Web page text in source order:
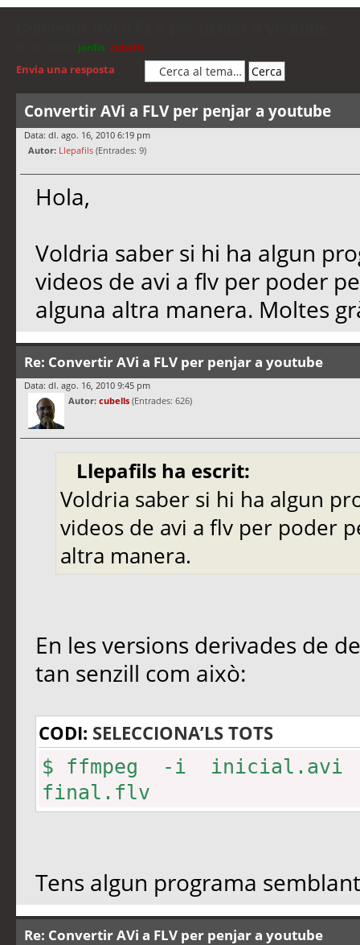
jordis cubells
Envia una resposta
Convertir AVi a FLV per penjar a youtube
Data: dl. ago. 16, 2010 6:19 pm
Autor: Llepafils (Entrades: 9)
Hola,
Voldria saber si hi ha algun
videos de avi a flv per poder
alguna altra manera. Moltes
Re: Convertir AVi a FLV per penjar a youtube
Data: dl. ago. 16, 2010 9:45 pm
Autor: cubells (Entrades: 626)
Llepafils ha escrit:
Voldria saber si hi ha algun
videos de avi a flv per poder
altra manera.
En les versions derivades de
tan senzill com això:
CODI: SELECCIONA’LS TOTS
$ ffmpeg -i inicial.avi -
final.flv
Tens algun programa
Re: Convertir AVi a FLV per penjar a youtube